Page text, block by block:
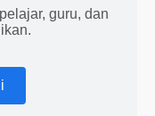
guru, dan